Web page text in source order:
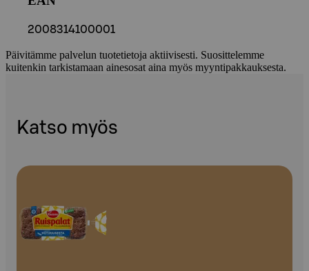
2008314100001
Päivitämme palvelun tuotetietoja aktiivisesti. Suosittelemme
kuitenkin tarkistamaan ainesosat aina myös myyntipakkauksesta.
Katso myös